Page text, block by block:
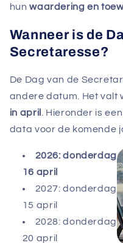
hun waardering en
Wanneer is de
Secretaresse?
De Dag van de
andere datum. Het valt
in april . Hieronder is
data voor de komende
2026: donderdag
16 april
2027: donderdag
15 april
2028: donderdag
20 april